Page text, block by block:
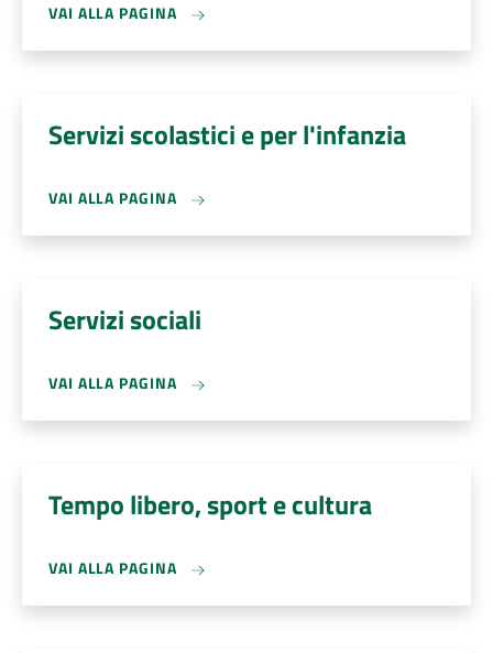
VAI ALLA PAGINA
Servizi scolastici e per l'infanzia
VAI ALLA PAGINA
Servizi sociali
VAI ALLA PAGINA
Tempo libero, sport e cultura
VAI ALLA PAGINA